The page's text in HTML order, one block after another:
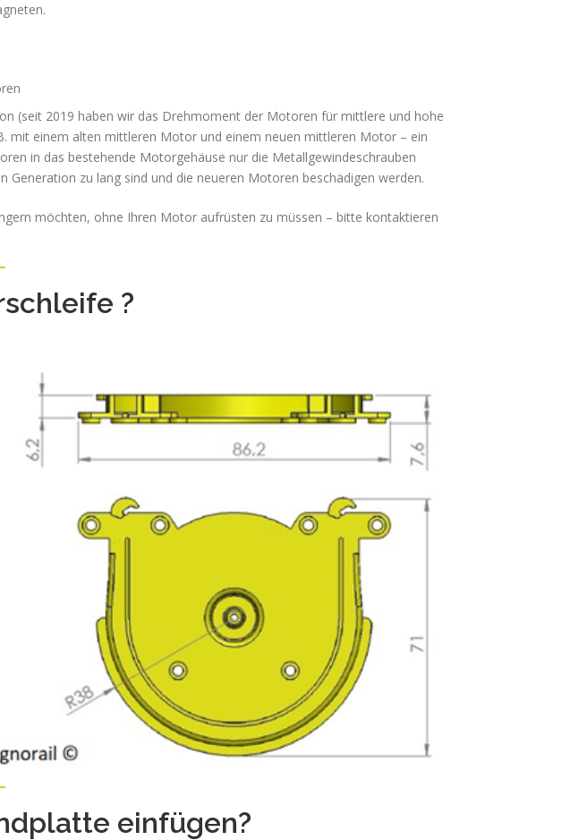
(seit 2019 haben wir das Drehmoment der Motoren für mittlere und hohe
mit einem alten mittleren Motor und einem neuen mittleren Motor – ein
in das bestehende Motorgehäuse nur die Metallgewindeschrauben
zu lang sind und die neueren Motoren beschädigen werden.
möchten, ohne Ihren Motor aufrüsten zu müssen – bitte kontaktieren
?
einfügen?